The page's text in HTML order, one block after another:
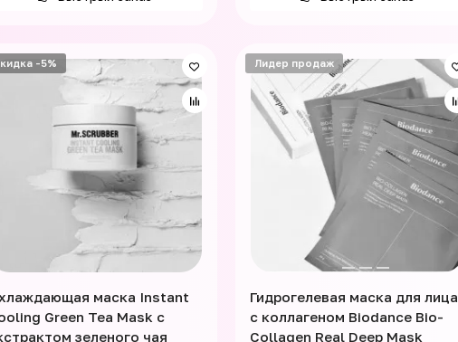
-5%
маска Instant
Green Tea Mask с
зеленого чая
Лидер продаж
Гидрогелевая маска для лица
с коллагеном Biodance Bio-
Collagen Real Deep Mask